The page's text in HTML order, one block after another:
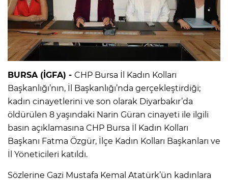
BURSA (İGFA) - CHP Bursa İl Kadın Kolları
Başkanlığı’nın, İl Başkanlığı’nda gerçekleştirdiği;
kadın cinayetlerini ve son olarak Diyarbakır’da
öldürülen 8 yaşındaki Narin Güran cinayeti ile ilgili
basın açıklamasına CHP Bursa İl Kadın Kolları
Başkanı Fatma Özgür, İlçe Kadın Kolları Başkanları ve
İl Yöneticileri katıldı.
Sözlerine Gazi Mustafa Kemal Atatürk’ün kadınlara